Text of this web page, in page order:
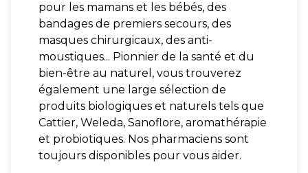
pour les mamans et les bébés, des
bandages de premiers secours, des
masques chirurgicaux, des anti-
moustiques... Pionnier de la santé et du
bien-être au naturel, vous trouverez
également une large sélection de
produits biologiques et naturels tels que
Cattier, Weleda, Sanoflore, aromathérapie
et probiotiques. Nos pharmaciens sont
toujours disponibles pour vous aider.